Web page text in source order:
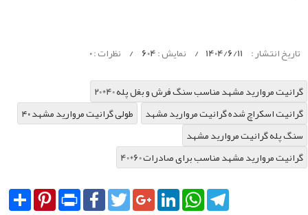
تاریخ انتشار : 1404/6/11
/ نمایش :604
/ نظرات :0
20*40 گرانیت مروارید مشهد مناسب سنگ فرش و بغل پله
گرانیت اسکراچ شده گرانیت مروارید مشهد
۴۰ طولی گرانیت مروارید مشهد
سنگ پله گرانیت مروارید مشهد
40*60 گرانیت مروارید مشهد مناسب برای صادرات
Share PinterestPrint FacebookTwitterGoogle+LinkedInWhatsApp